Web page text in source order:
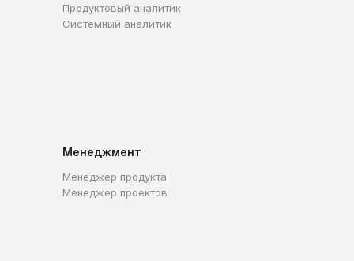
Продуктовый аналитик
Системный аналитик
Менеджмент
Менеджер продукта
Менеджер проектов